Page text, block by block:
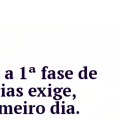
1ª fase de
exige,
dia.